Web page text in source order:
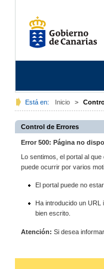
Está en: Inicio >
Control de Errores
Error 500: Página no
Lo sentimos, el portal al
puede ocurrir por varios
El portal puede no
Ha introducido un
bien escrito.
Atención: Si desea